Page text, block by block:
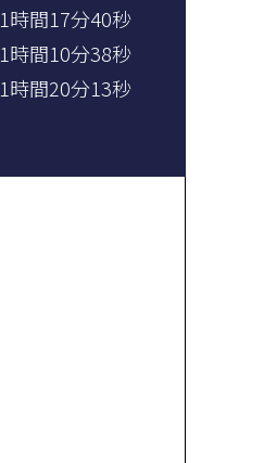
1時間17分40秒
1時間10分38秒
1時間20分13秒